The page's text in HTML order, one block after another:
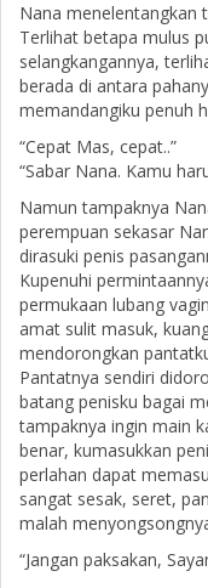
Nana menelentangkan
Terlihat betapa mulus
selangkangannya,
berada di antara
memandangiku penuh
“Cepat Mas, cepat..”
“Sabar Nana. Kamu
Namun tampaknya
perempuan sekasar
dirasuki penis
Kupenuhi
permukaan lubang
amat sulit masuk,
mendorongkan
Pantatnya sendiri
batang penisku bagai
tampaknya ingin main
benar, kumasukkan
perlahan dapat
sangat sesak, seret,
malah
“Jangan paksakan,